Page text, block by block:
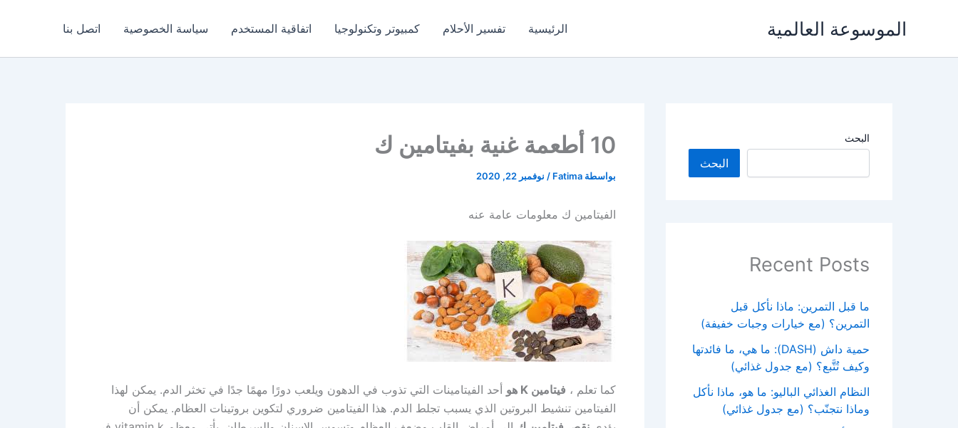
الموسوعة العالمية الرئيسية تفسير الأحلام كمبيوتر وتكنولوجيا اتفاقية المستخدم سياسة الخصوصية اتصل بنا
البحث
البحث
Recent Posts
ما قبل التمرين: ماذا نأكل قبل
التمرين؟ (مع خيارات وجبات خفيفة)
حمية داش (DASH): ما هي، ما فائدتها
وكيف تُتَّبع؟ (مع جدول غذائي)
النظام الغذائي الباليو: ما هو، ماذا نأكل
وماذا نتجنّب؟ (مع جدول غذائي)
10 أطعمة غنية بفيتامين ك
بواسطة Fatima
/ نوفمبر 22, 2020
الفيتامين ك معلومات عامة عنه
كما تعلم ، فيتامين K هو
أحد الفيتامينات التي تذوب في الدهون ويلعب دورًا مهمًا جدًا في تخثر الدم. يمكن لهذا
الفيتامين تنشيط البروتين الذي يسبب تجلط الدم. هذا الفيتامين ضروري لتكوين بروتينات العظام. يمكن أن